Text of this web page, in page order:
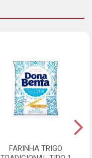
FARINHA TRIGO